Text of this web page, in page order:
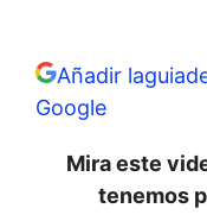
Añadir
Google
Mira este
tenemos